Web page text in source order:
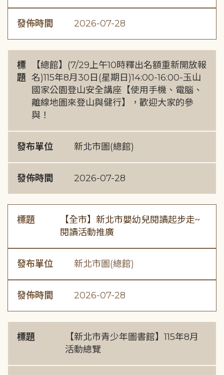
發佈時間 2026-07-28
標
題
【總館】(7/29上午10時釋出名額重新開放報
名)115年8月30日(星期日)14:00-16:00-玉山
國家公園登山安全講座【使用手機、電腦、
離線地圖來登山與健行】，歡迎大家的參
與！
發布單位 新北市圖(總館)
發佈時間 2026-07-28
標題
【全市】新北市嬰幼兒閱讀起步走~
閱讀活動推廣
發布單位 新北市圖(總館)
發佈時間 2026-07-28
標題
【新北市青少年圖書館】115年8月
活動總覽